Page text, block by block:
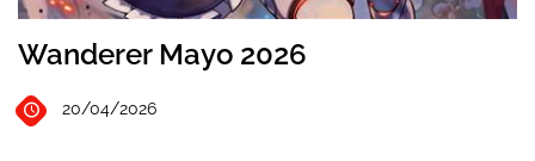
Wanderer Mayo 2026
20/04/2026